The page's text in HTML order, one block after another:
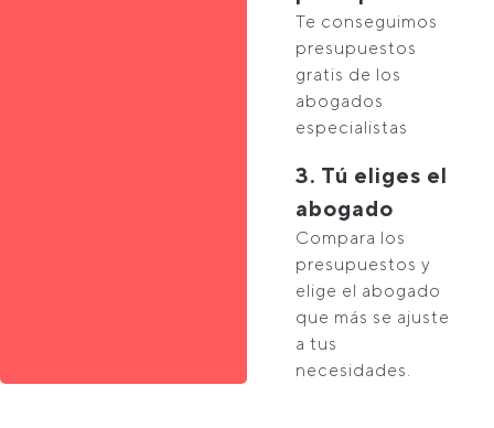
Te conseguimos
presupuestos
gratis de los
abogados
especialistas
3. Tú eliges el
abogado
Compara los
presupuestos y
elige el abogado
que más se ajuste
a tus
necesidades.